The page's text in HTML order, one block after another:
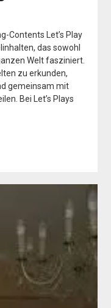
Contents Let’s Play
das sowohl
Welt fasziniert.
zu erkunden,
gemeinsam mit
Bei Let’s Plays